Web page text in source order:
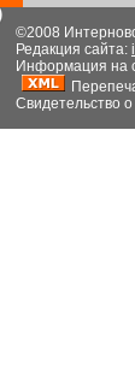
©2008
Редакция сайта:
Информация на
Свидетельство